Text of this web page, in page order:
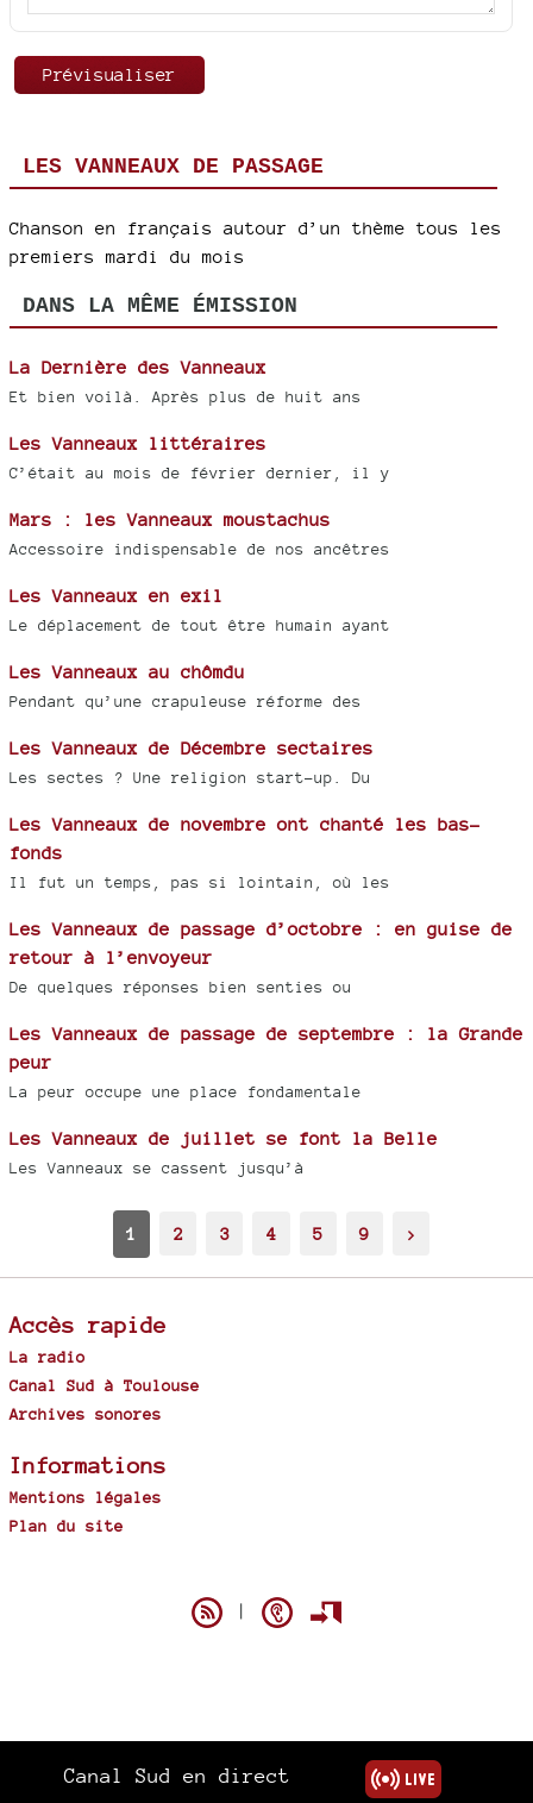
LES VANNEAUX DE PASSAGE
Chanson en français autour d’un thème tous les
premiers mardi du mois
DANS LA MÊME ÉMISSION
La Dernière des Vanneaux
Et bien voilà. Après plus de huit ans
Les Vanneaux littéraires
C’était au mois de février dernier, il y
Mars : les Vanneaux moustachus
Accessoire indispensable de nos ancêtres
Les Vanneaux en exil
Le déplacement de tout être humain ayant
Les Vanneaux au chômdu
Pendant qu’une crapuleuse réforme des
Les Vanneaux de Décembre sectaires
Les sectes ? Une religion start-up. Du
Les Vanneaux de novembre ont chanté les bas-
fonds
Il fut un temps, pas si lointain, où les
Les Vanneaux de passage d’octobre : en guise de
retour à l’envoyeur
De quelques réponses bien senties ou
Les Vanneaux de passage de septembre : la Grande
peur
La peur occupe une place fondamentale
Les Vanneaux de juillet se font la Belle
Les Vanneaux se cassent jusqu’à
1 2 3 4 5 9 >
Accès rapide
La radio
Canal Sud à Toulouse
Archives sonores
Informations
Mentions légales
Plan du site
|
Canal Sud en direct